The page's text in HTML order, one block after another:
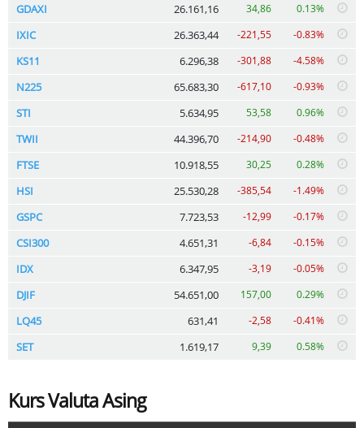
GDAXI 26.161,16 34,86 0.13%
IXIC 26.363,44 -221,55 -0.83%
KS11 6.296,38 -301,88 -4.58%
N225 65.683,30 -617,10 -0.93%
STI 5.634,95 53,58 0.96%
TWII 44.396,70 -214,90 -0.48%
FTSE 10.918,55 30,25 0.28%
HSI 25.530,28 -385,54 -1.49%
GSPC 7.723,53 -12,99 -0.17%
CSI300 4.651,31 -6,84 -0.15%
IDX 6.347,95 -3,19 -0.05%
DJIF 54.651,00 157,00 0.29%
LQ45 631,41 -2,58 -0.41%
SET 1.619,17 9,39 0.58%
Kurs Valuta Asing